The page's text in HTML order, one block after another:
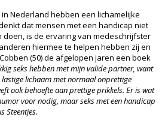
Nederland hebben een lichamelijke
dat mensen met een handicap niet
is de ervaring van medeschrijfster
hiermee te helpen hebben zij en
(50) de afgelopen jaren een boek
seks hebben met mijn valide partner, want
lichaam met normaal onprettige
ook behoefte aan prettige prikkels. Er is wat
voor nodig, maar seks met een handicap
Steentjes.